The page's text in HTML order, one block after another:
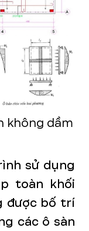
không dầm
sử dụng
toàn khối
được bố trí
các ô sàn